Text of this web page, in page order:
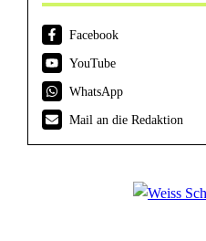
Facebook
YouTube
WhatsApp
Mail an die Redaktion